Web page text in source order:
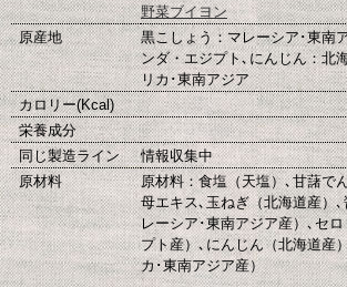
野菜ブイヨン
原産地
黒こしょう：マレーシア･東南
ンダ・エジプト､にんじん：北
リカ･東南アジア
カロリー(Kcal)
栄養成分
同じ製造ライン
情報収集中
原材料
原材料：食塩（天塩）､甘藷で
母エキス､玉ねぎ（北海道産）
レーシア･東南アジア産）､セ
プト産）､にんじん（北海道産
カ･東南アジア産）